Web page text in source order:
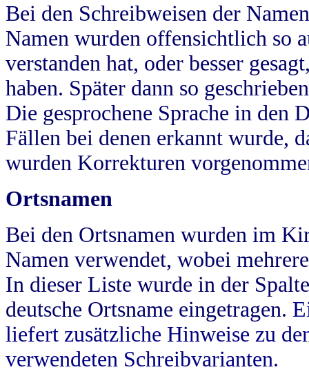
Bei den Schreibweisen der
Namen wurden offensichtlich so
verstanden hat, oder besser
haben. Später dann so
Die gesprochene Sprache in
Fällen bei denen erkannt wurde,
wurden Korrekturen
Ortsnamen
Bei den Ortsnamen wurden im
Namen verwendet, wobei
In dieser Liste wurde in der
deutsche Ortsname eingetragen.
liefert zusätzliche Hinweise zu
verwendeten Schreibvarianten.